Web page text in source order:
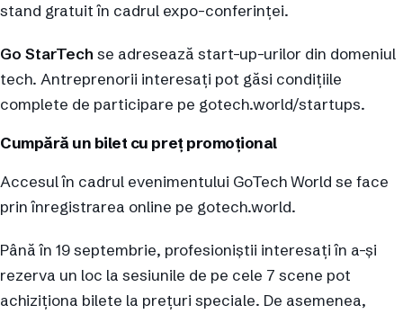
stand gratuit în cadrul expo-conferinței.
Go StarTech se adresează start-up-urilor din domeniul
tech. Antreprenorii interesați pot găsi condițiile
complete de participare pe gotech.world/startups.
Cumpără un bilet cu preț promoțional
Accesul în cadrul evenimentului GoTech World se face
prin înregistrarea online pe gotech.world.
Până în 19 septembrie, profesioniștii interesați în a-și
rezerva un loc la sesiunile de pe cele 7 scene pot
achiziționa bilete la prețuri speciale. De asemenea,